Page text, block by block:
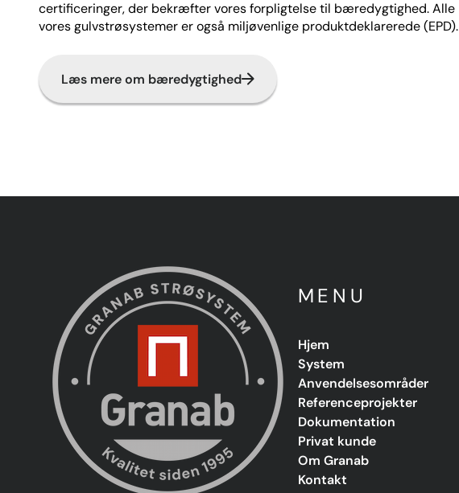
certificeringer, der bekræfter vores forpligtelse til bæredygtighed. Alle
vores gulvstrøsystemer er også miljøvenlige produktdeklarerede (EPD).
Læs mere om bæredygtighed
MENU
Hjem
System
Anvendelsesområder
Referenceprojekter
Dokumentation
Privat kunde
Om Granab
Kontakt